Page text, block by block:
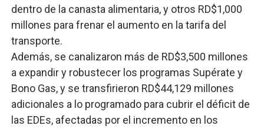
dentro de la canasta alimentaria, y otros RD$1,000
millones para frenar el aumento en la tarifa del
transporte.
Además, se canalizaron más de RD$3,500 millones
a expandir y robustecer los programas Supérate y
Bono Gas, y se transfirieron RD$44,129 millones
adicionales a lo programado para cubrir el déficit de
las EDEs, afectadas por el incremento en los